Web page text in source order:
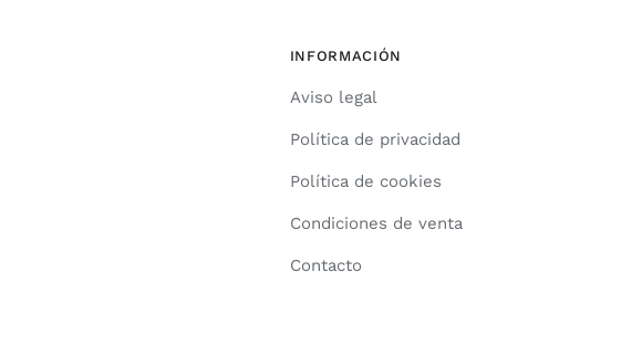
INFORMACIÓN
Aviso legal
Política de privacidad
Política de cookies
Condiciones de venta
Contacto